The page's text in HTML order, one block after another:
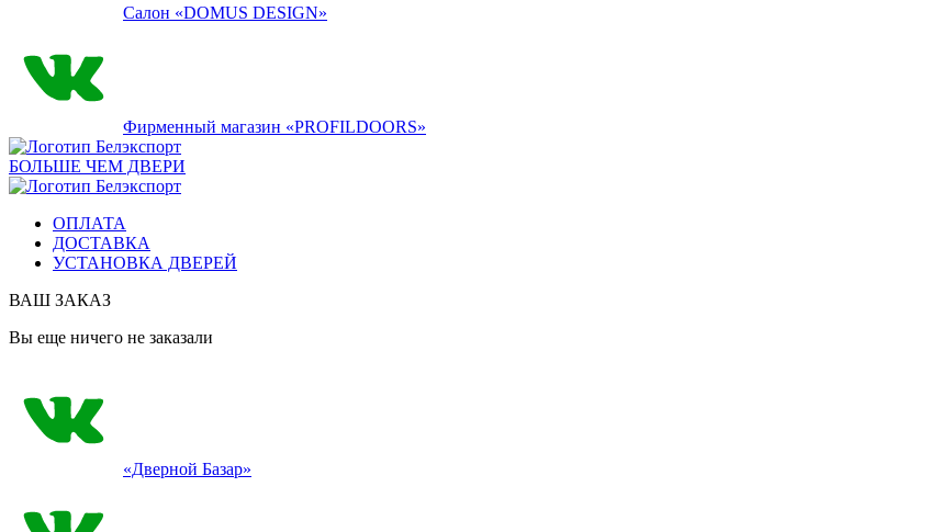
Салон «DOMUS DESIGN»
Фирменный магазин «PROFILDOORS»
БОЛЬШЕ ЧЕМ ДВЕРИ
ОПЛАТА
ДОСТАВКА
УСТАНОВКА ДВЕРЕЙ
ВАШ ЗАКАЗ
Вы еще ничего не заказали
«Дверной Базар»